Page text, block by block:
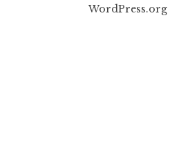
WordPress.org